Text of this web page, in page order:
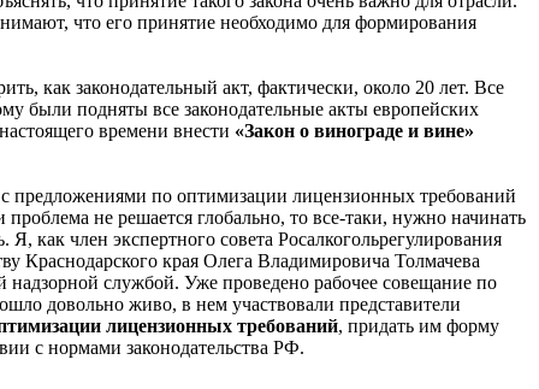
что его принятие необходимо для формирования
как законодательный акт, фактически, около 20 лет. Все
были подняты все законодательные акты европейских
времени внести «Закон о винограде и вине»
предложениями по оптимизации лицензионных требований
не решается глобально, то все-таки, нужно начинать
как член экспертного совета Росалкогольрегулирования
Краснодарского края Олега Владимировича Толмачева
надзорной службой. Уже проведено рабочее совещание по
довольно живо, в нем участвовали представители
лицензионных требований, придать им форму
с нормами законодательства РФ.